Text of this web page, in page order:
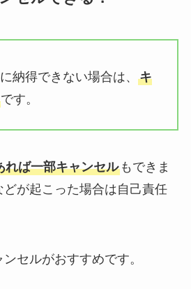
る？違う人が行っても大丈夫？重
キスマイのメンカラは？変わっ
た？昔のメンバーカラーや元メン
今日誕生日の有名人はジャニーズ
にいる？グループが生まれた日や
スノーマンのライブはひどい？フ
納得できない場合は、 キ
です。
れば一部キャンセルもできま
が起こった場合は自己責任
セルがおすすめです。